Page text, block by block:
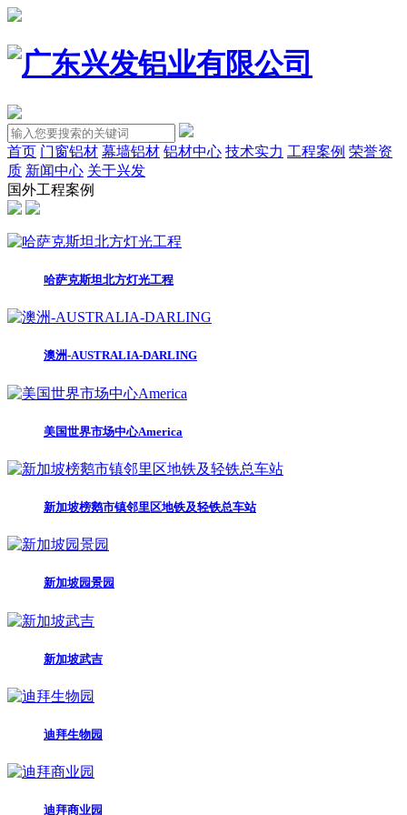
首页 门窗铝材 幕墙铝材 铝材中心 技术实力 工程案例 荣誉资
质 新闻中心 关于兴发
国外工程案例
哈萨克斯坦北方灯光工程
澳洲-AUSTRALIA-DARLING
美国世界市场中心America
新加坡榜鹅市镇邻里区地铁及轻铁总车站
新加坡园景园
新加坡武吉
迪拜生物园
迪拜商业园